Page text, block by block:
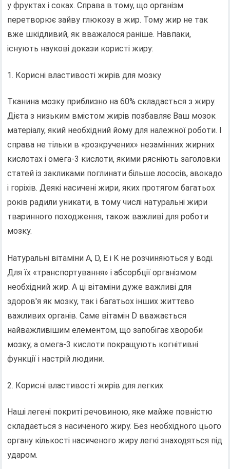
у фруктах і соках. Справа в тому, що організм
перетворює зайву глюкозу в жир. Тому жир не так
вже шкідливий, як вважалося раніше. Навпаки,
існують наукові докази користі жиру:
Корисні властивості жирів для мозку
Тканина мозку приблизно на 60% складається з жиру.
Дієта з низьким вмістом жирів позбавляє Ваш мозок
матеріалу, який необхідний йому для належної роботи. І
справа не тільки в «розкручених» незамінних жирних
кислотах і омега-3 кислоти, якими рясніють заголовки
статей із закликами поглинати більше лососів, авокадо
і горіхів. Деякі насичені жири, яких протягом багатьох
років радили уникати, в тому числі натуральні жири
тваринного походження, також важливі для роботи
мозку.
Натуральні вітаміни А, D, E і K не розчиняються у воді.
Для їх «транспортування» і абсорбції організмом
необхідний жир. А ці вітаміни дуже важливі для
здоров'я як мозку, так і багатьох інших життєво
важливих органів. Саме вітамін D вважається
найважливішим елементом, що запобігає хвороби
мозку, а омега-3 кислоти покращують когнітивні
функції і настрій людини.
Корисні властивості жирів для легких
Наші легені покриті речовиною, яке майже повністю
складається з насиченого жиру. Без необхідного цього
органу кількості насиченого жиру легкі знаходяться під
ударом.